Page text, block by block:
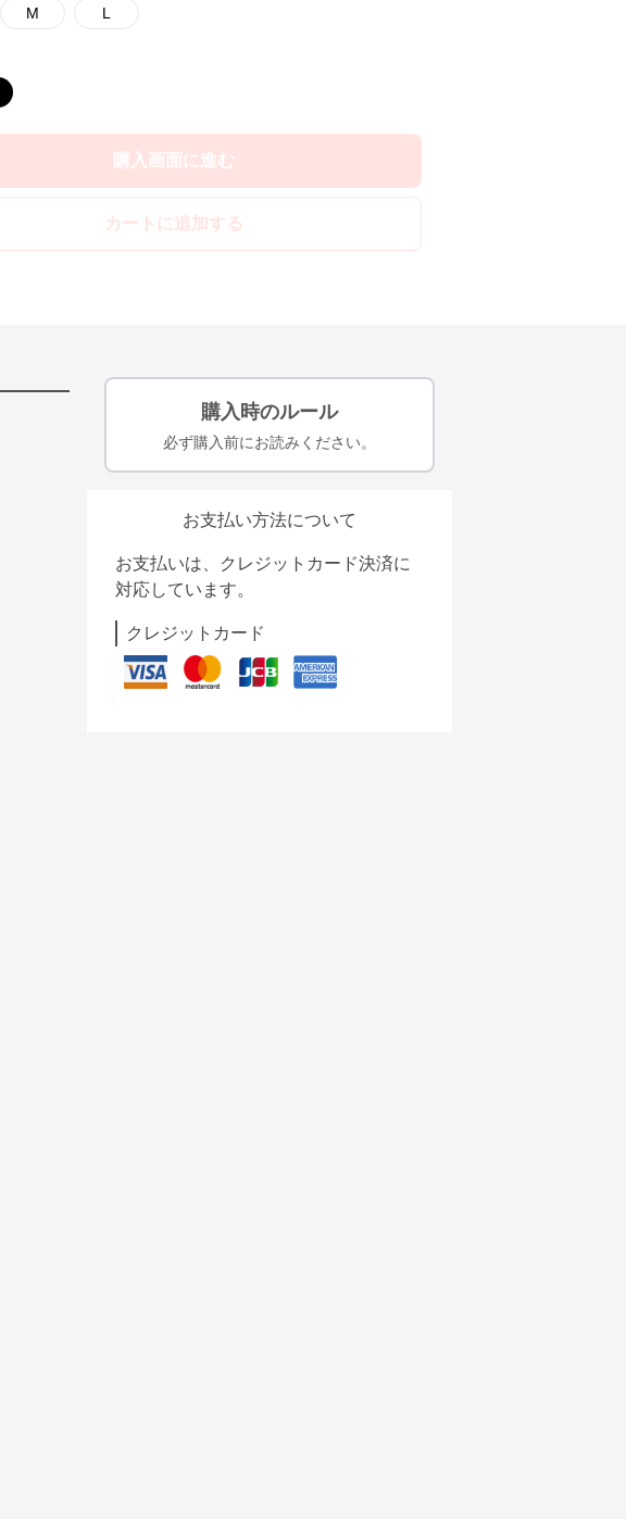
M L
購入画面に進む
カートに追加する
購入時のルール
必ず購入前にお読みください。
お支払い方法について
お支払いは、クレジットカード決済に
対応しています。
クレジットカード